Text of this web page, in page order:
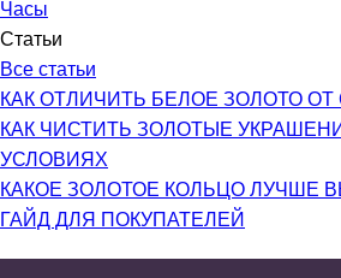
Часы
Статьи
Все статьи
КАК ОТЛИЧИТЬ БЕЛОЕ ЗОЛОТО ОТ
КАК ЧИСТИТЬ ЗОЛОТЫЕ
УСЛОВИЯХ
КАКОЕ ЗОЛОТОЕ КОЛЬЦО ЛУЧШЕ
ГАЙД ДЛЯ ПОКУПАТЕЛЕЙ